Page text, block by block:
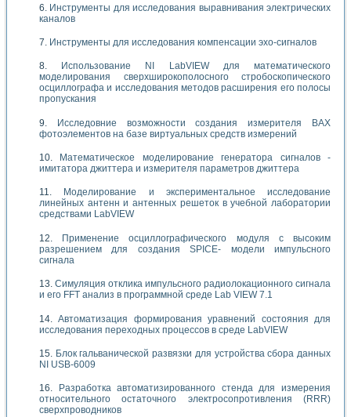
Инструменты для исследования выравнивания электрических
каналов
Инструменты для исследования компенсации эхо-сигналов
Использование NI LabVIEW для математического
моделирования сверхширокополосного стробоскопического
осциллографа и исследования методов расширения его полосы
пропускания
Исследовние возможности создания измерителя ВАХ
фотоэлементов на базе виртуальных средств измерений
Математическое моделирование генератора сигналов -
имитатора джиттера и измерителя параметров джиттера
Моделирование и экспериментальное исследование
линейных антенн и антенных решеток в учебной лаборатории
средствами LabVIEW
Применение осциллографического модуля с высоким
разрешением для создания SPICE- модели импульсного
сигнала
Симуляция отклика импульсного радиолокационного сигнала
и его FFT анализ в программной среде Lab VIEW 7.1
Автоматизация формирования уравнений состояния для
исследования переходных процессов в среде LabVIEW
Блок гальванической развязки для устройства сбора данных
NI USB-6009
Разработка автоматизированного стенда для измерения
относительного остаточного электросопротивления (RRR)
сверхпроводников